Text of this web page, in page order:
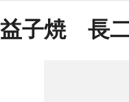
益子焼 長